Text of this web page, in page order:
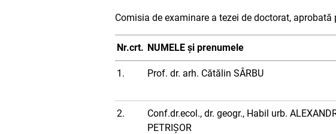
Comisia de examinare a tezei de doctorat,
Nr.crt. NUMELE și prenumele
1. Prof. dr. arh. Cătălin SÂRBU
2.
Conf.dr.ecol., dr. geogr., Habil urb.
PETRIȘOR